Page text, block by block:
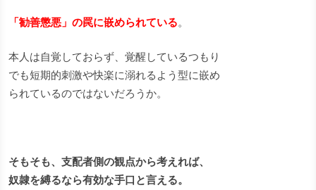
「勧善懲悪」の罠に嵌められている。
本人は自覚しておらず、覚醒しているつもり
でも短期的刺激や快楽に溺れるよう型に嵌め
られているのではないだろうか。
そもそも、支配者側の観点から考えれば、
奴隷を縛るなら有効な手口と言える。